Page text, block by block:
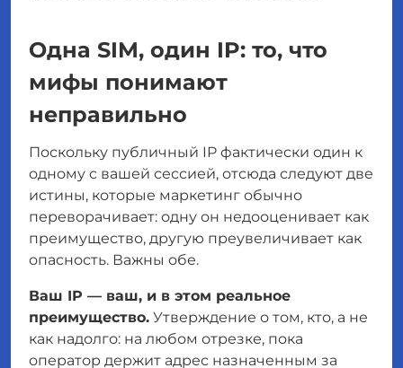
Одна SIM, один IP: то, что
мифы понимают
неправильно
Поскольку публичный IP фактически один к
одному с вашей сессией, отсюда следуют две
истины, которые маркетинг обычно
переворачивает: одну он недооценивает как
преимущество, другую преувеличивает как
опасность. Важны обе.
Ваш IP — ваш, и в этом реальное
преимущество. Утверждение о том, кто, а не
как надолго: на любом отрезке, пока
оператор держит адрес назначенным за